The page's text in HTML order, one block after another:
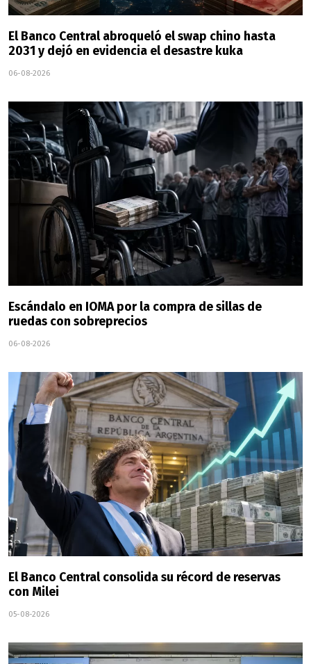
El Banco Central abroqueló el swap chino hasta
2031 y dejó en evidencia el desastre kuka
06-08-2026
Escándalo en IOMA por la compra de sillas de
ruedas con sobreprecios
06-08-2026
El Banco Central consolida su récord de reservas
con Milei
05-08-2026